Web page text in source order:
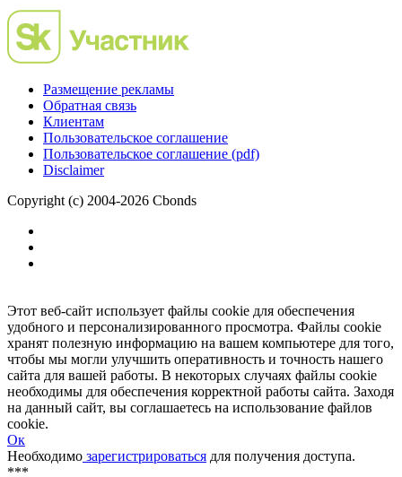
Размещение рекламы
Обратная связь
Пользовательское соглашение
Copyright (c) 2004-2026 Cbonds
Этот веб-сайт использует файлы cookie для обеспечения
удобного и персонализированного просмотра. Файлы cookie
хранят полезную информацию на вашем компьютере для того,
чтобы мы могли улучшить оперативность и точность нашего
сайта для вашей работы. В некоторых случаях файлы cookie
необходимы для обеспечения корректной работы сайта. Заходя
на данный сайт, вы соглашаетесь на использование файлов